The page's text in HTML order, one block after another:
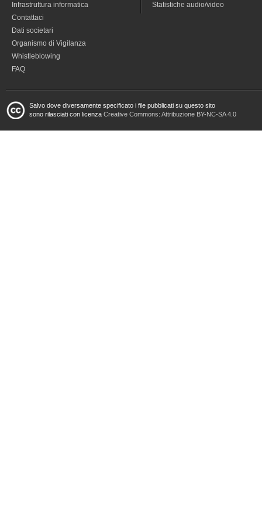
Infrastruttura informatica
Contattaci
Dati societari
Organismo di Vigilanza
Whistleblowing
FAQ
Statistiche audio/video
Salvo dove diversamente specificato i file pubblicati su questo sito
sono rilasciati con licenza Creative Commons: Attribuzione BY-NC-SA 4.0